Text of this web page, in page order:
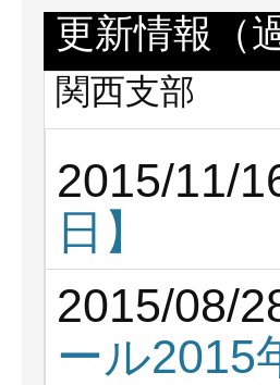
更新情報（
関西支部
2015/11/
日】
2015/08/
ール2015